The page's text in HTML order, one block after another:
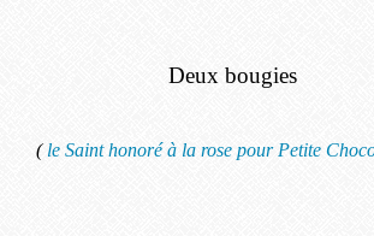
Deux bougies
(le Saint honoré à la rose pour Petite